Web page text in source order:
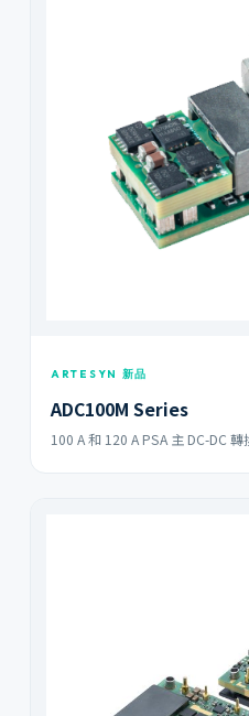
ARTESYN 新品
ADC100M Series
100 A 和 120 A PSA 主 DC-DC